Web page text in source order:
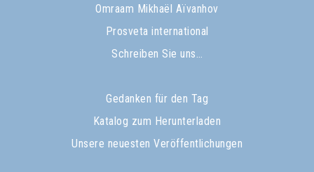
Omraam Mikhaël Aïvanhov
Prosveta international
Schreiben Sie uns…
Gedanken für den Tag
Katalog zum Herunterladen
Unsere neuesten Veröffentlichungen